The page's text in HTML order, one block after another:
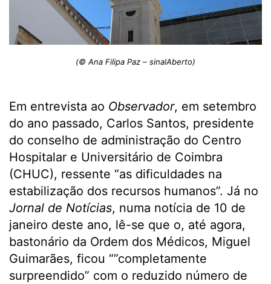
(© Ana Filipa Paz – sinalAberto)
Em entrevista ao Observador, em setembro
do ano passado, Carlos Santos, presidente
do conselho de administração do Centro
Hospitalar e Universitário de Coimbra
(CHUC), ressente “as dificuldades na
estabilização dos recursos humanos”. Já no
Jornal de Notícias, numa notícia de 10 de
janeiro deste ano, lê-se que o, até agora,
bastonário da Ordem dos Médicos, Miguel
Guimarães, ficou “”completamente
surpreendido” com o reduzido número de